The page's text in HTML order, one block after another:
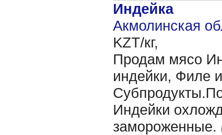
Индейка
Акмолинская
KZT/кг,
Продам мясо
индейки, Филе
Индейки
замороженные.